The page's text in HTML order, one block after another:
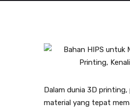
Dalam dunia 3D printing,
material yang tepat